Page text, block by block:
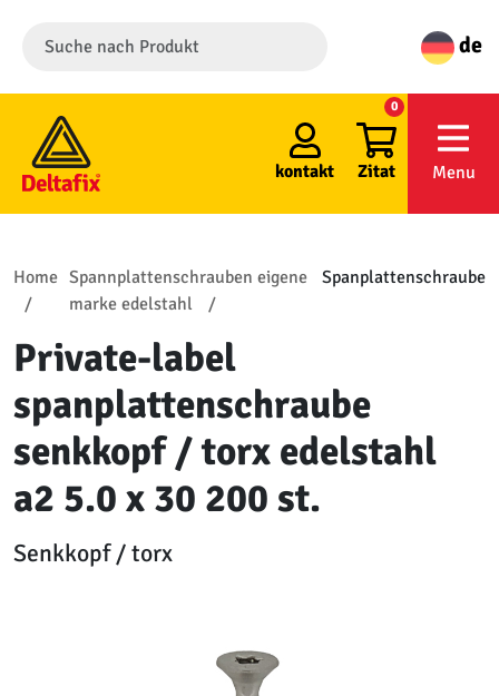
de
kontakt Zitat
0
Menu
Home Spannplattenschrauben eigene
marke edelstahl
Spanplattenschraube
Private-label
spanplattenschraube
senkkopf / torx edelstahl
a2 5.0 x 30 200 st.
Senkkopf / torx